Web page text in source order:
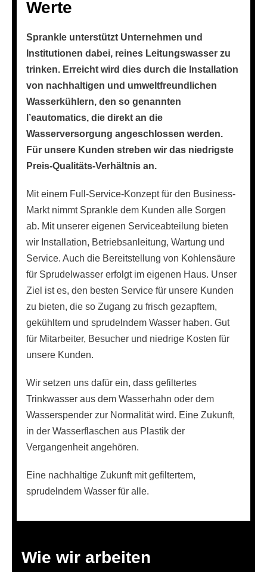
Werte
Sprankle unterstützt Unternehmen und
Institutionen dabei, reines Leitungswasser zu
trinken. Erreicht wird dies durch die Installation
von nachhaltigen und umweltfreundlichen
Wasserkühlern, den so genannten
l’eautomatics, die direkt an die
Wasserversorgung angeschlossen werden.
Für unsere Kunden streben wir das niedrigste
Preis-Qualitäts-Verhältnis an.
Mit einem Full-Service-Konzept für den Business-
Markt nimmt Sprankle dem Kunden alle Sorgen
ab. Mit unserer eigenen Serviceabteilung bieten
wir Installation, Betriebsanleitung, Wartung und
Service. Auch die Bereitstellung von Kohlensäure
für Sprudelwasser erfolgt im eigenen Haus. Unser
Ziel ist es, den besten Service für unsere Kunden
zu bieten, die so Zugang zu frisch gezapftem,
gekühltem und sprudelndem Wasser haben. Gut
für Mitarbeiter, Besucher und niedrige Kosten für
unsere Kunden.
Wir setzen uns dafür ein, dass gefiltertes
Trinkwasser aus dem Wasserhahn oder dem
Wasserspender zur Normalität wird. Eine Zukunft,
in der Wasserflaschen aus Plastik der
Vergangenheit angehören.
Eine nachhaltige Zukunft mit gefiltertem,
sprudelndem Wasser für alle.
Wie wir arbeiten